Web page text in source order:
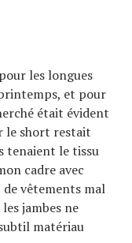
les longues
et pour
était évident
le short restait
tenaient le tissu
cadre avec
vêtements mal
jambes ne
matériau